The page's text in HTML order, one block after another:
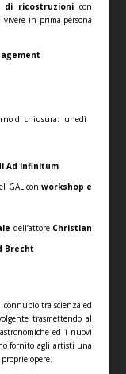
di ricostruzionicon
in prima persona
di chiusura: lunedì
Ad Infinitum
GAL conworkshop e
dell’attore Christian
Brecht
connubio tra scienza ed
trasmettendo al
ed i nuovi
fornito agli artisti una
opere.